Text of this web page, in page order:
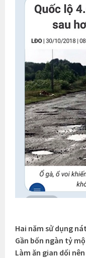
Hai năm sử dụng
Gần bốn ngàn tỷ
Làm ăn gian dối